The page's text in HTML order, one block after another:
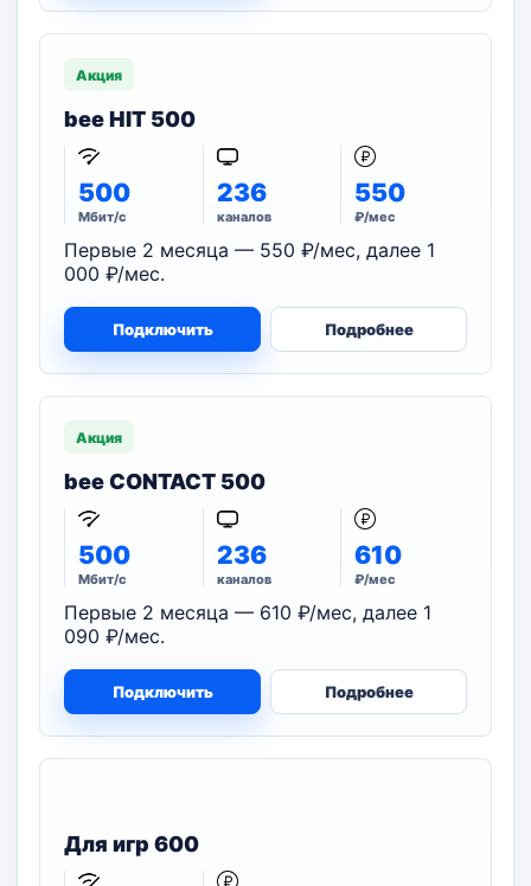
Акция
bee HIT 500
500
Мбит/с
236
каналов
550
₽/мес
Первые 2 месяца — 550 ₽/мес, далее 1
000 ₽/мес.
Подключить Подробнее
Акция
bee CONTACT 500
500
Мбит/с
236
каналов
610
₽/мес
Первые 2 месяца — 610 ₽/мес, далее 1
090 ₽/мес.
Подключить Подробнее
Для игр 600